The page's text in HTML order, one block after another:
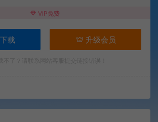
VIP免费
载 升级会员